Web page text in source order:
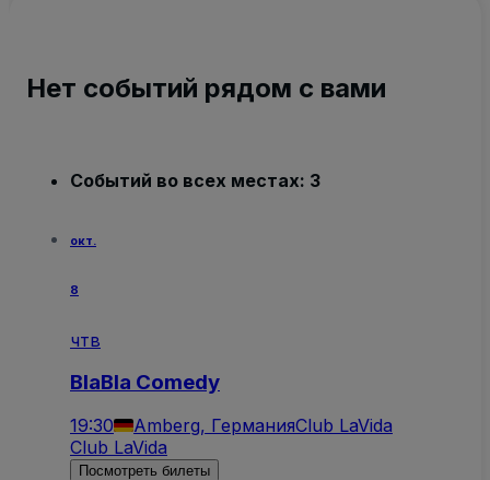
Нет событий рядом с вами
Событий во всех местах: 3
окт.
8
чтв
BlaBla Comedy
19:30 Amberg, ГерманияClub LaVida
Club LaVida
Посмотреть билеты